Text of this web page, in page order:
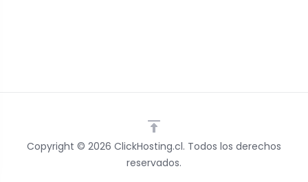
Copyright © 2026 ClickHosting.cl. Todos los derechos
reservados.